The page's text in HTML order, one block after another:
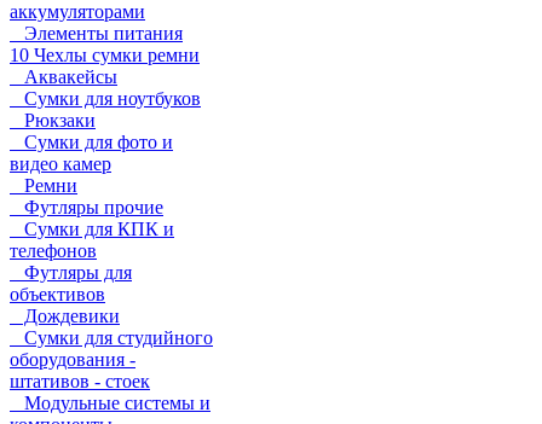
аккумуляторами
Элементы питания
10 Чехлы сумки ремни
Аквакейсы
Сумки для ноутбуков
Рюкзаки
Сумки для фото и
видео камер
Ремни
Футляры прочие
Сумки для КПК и
телефонов
Футляры для
объективов
Дождевики
Сумки для студийного
оборудования -
штативов - стоек
Модульные системы и